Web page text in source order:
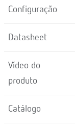
Configuração
Datasheet
Vídeo do
produto
Catálogo